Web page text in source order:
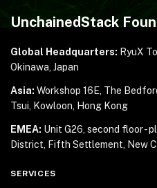
UnchainedStack
Global Headquarters: RyuX
Okinawa, Japan
Asia: Workshop 16E, The
Tsui, Kowloon, Hong Kong
EMEA: Unit G26, second floor -
District, Fifth Settlement, New
SERVICES